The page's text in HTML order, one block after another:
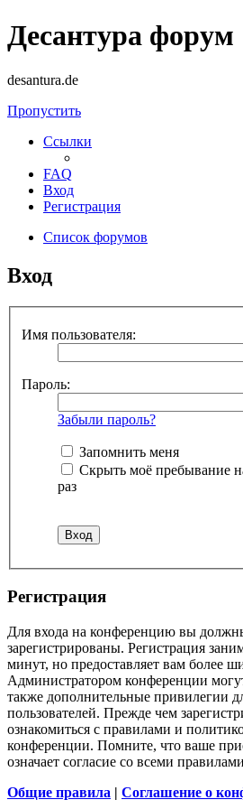
Десантура форум
desantura.de
Пропустить
Ссылки
FAQ
Вход
Регистрация
Список форумов
Вход
Имя пользователя:
Пароль:
Забыли пароль?
Запомнить меня
Скрыть моё пребывание
раз
Регистрация
Для входа на конференцию вы
зарегистрированы. Регистрация
минут, но предоставляет вам более
Администратором конференции
также дополнительные привилегии
пользователей. Прежде чем
ознакомиться с правилами и
конференции. Помните, что ваше
означает согласие со всеми
Общие правила | Соглашение о